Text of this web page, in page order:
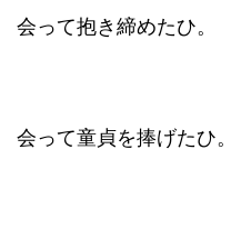
会って抱き締めたひ。
会って童貞を捧げたひ。